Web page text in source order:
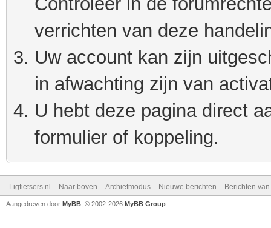
verrichten van deze
Uw account kan zijn
in afwachting zijn van
U hebt deze pagina direct
formulier of koppeling.
Ligfietsers.nl Naar boven Archiefmodus Nieuwe berichten Berichten
Aangedreven door MyBB , © 2002-2026 MyBB Group